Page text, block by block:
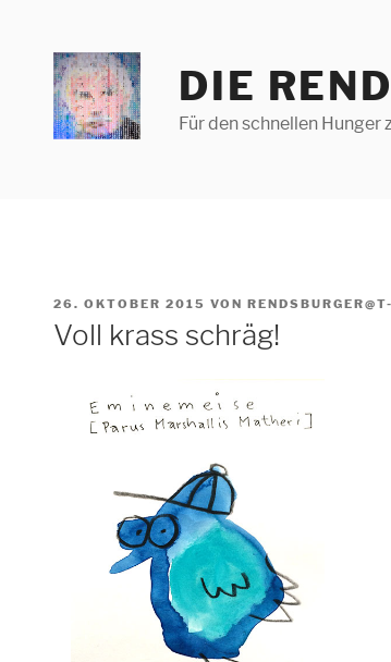
DIE
Für den schnellen
VERÖFFENTLICHT
26. OKTOBER 2015 VON
Voll krass schräg!